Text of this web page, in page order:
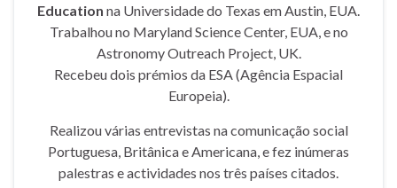
Education na Universidade do Texas em Austin, EUA.
Trabalhou no Maryland Science Center, EUA, e no
Astronomy Outreach Project, UK.
Recebeu dois prémios da ESA (Agência Espacial
Europeia).
Realizou várias entrevistas na comunicação social
Portuguesa, Britânica e Americana, e fez inúmeras
palestras e actividades nos três países citados.